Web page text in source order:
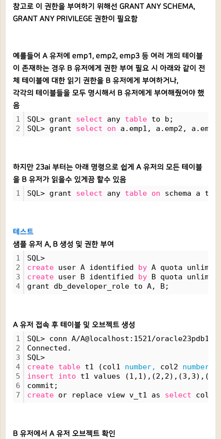
참고로 이 권한을 부여하기 위해선 GRANT ANY SCHEMA,
GRANT ANY PRIVILEGE 권한이 필요함
예를들어 A 유저에 emp1, emp2, emp3 등 여러 개의 테이블
이 존재하는 경우 B 유저에게 권한 부여 필요 시 아래와 같이 전
체 테이블에 대한 읽기 권한을 B 유저에게 부여하거나,
각각의 테이블들을 모두 명시해서 B 유저에게 부여해줬어야 했
음
1
2
SQL> grant select any table to b;
SQL> grant select on a.emp1, a.emp2,
하지만 23ai 부터는 아래 명령으로 쉽게 A 유저의 모든 테이블
을 B 유저가 읽을수 있게끔 할수 있음
1 SQL> grant select any table on schema a to
테스트
샘플 유저 A, B 생성 및 권한 부여
1
2
3
4
SQL>
create user A identified by A quota
create user B identified by B quota
grant db_developer_role to A, B;
A 유저 접속 후 테이블 및 오브젝트 생성
1
2
3
4
5
6
7
SQL> conn A/A@localhost:1521/oracle23pdb1
Connected.
SQL>
create table t1 (col1 number, col2 number);
insert
into t1 values
commit;
create or replace view v_t1 as select col1
B 유저에서 A 유저 오브젝트 확인